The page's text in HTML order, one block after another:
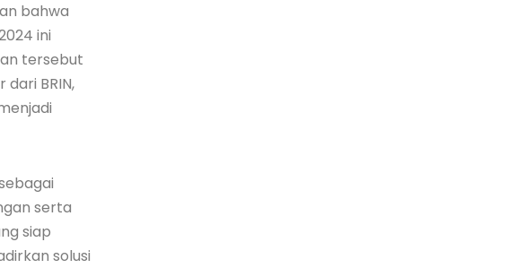
bahwa
ini
tersebut
dari BRIN,
serta
siap
solusi